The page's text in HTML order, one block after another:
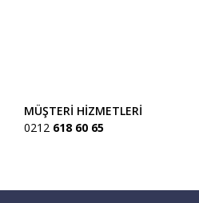
MÜŞTERİ HİZMETLERİ
0212 618 60 65